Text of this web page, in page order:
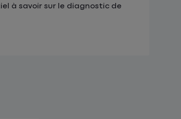
à savoir sur le diagnostic de